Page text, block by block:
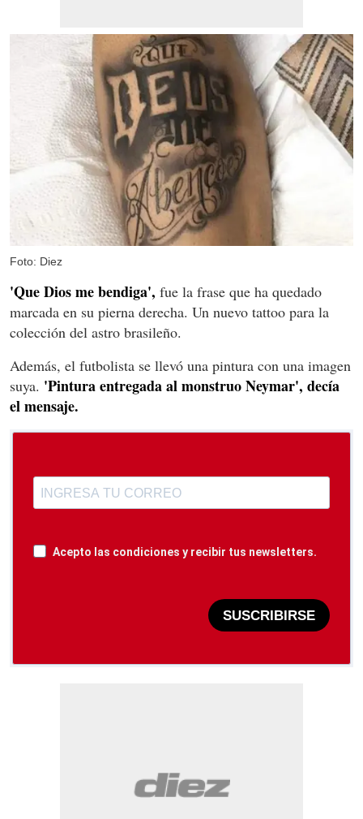
Foto: Diez
'Que Dios me bendiga', fue la frase que ha quedado
marcada en su pierna derecha. Un nuevo tattoo para la
colección del astro brasileño.
Además, el futbolista se llevó una pintura con una imagen
suya. 'Pintura entregada al monstruo Neymar', decía
el mensaje.
Acepto las condiciones y recibir tus newsletters.
SUSCRIBIRSE